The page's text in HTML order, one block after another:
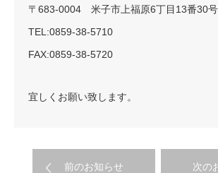
〒683-0004 米子市上福原6丁目13番30号
TEL:0859-38-5710
FAX:0859-38-5720
宜しくお願い致します。
前のお知らせ 次の